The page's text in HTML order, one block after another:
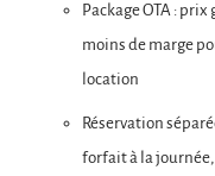
Package OTA :
moins de marge
location
Réservation
forfait à la